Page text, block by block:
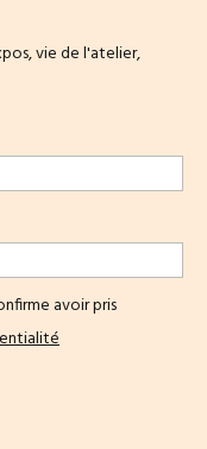
vie de l'atelier,
avoir pris